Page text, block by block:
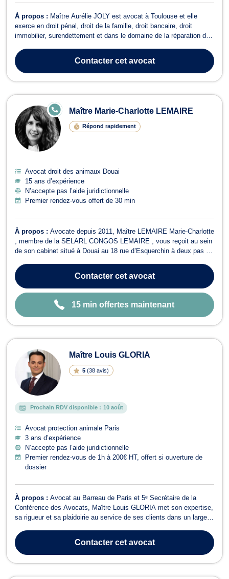
À propos : Maître Aurélie JOLY est avocat à Toulouse et elle
exerce en droit pénal, droit de la famille, droit bancaire, droit
immobilier, surendettement et dans le domaine de la réparation du
toutes infractions, contraventionnelles, délictuelles ou criminelles
dans le cadr...
Contactercet avocat
Maître Marie-Charlotte LEMAIRE
Répond rapidement
E
N
LI
G
N
E
Avocat droit des animaux Douai
15 ans d’expérience
N’accepte pas l’aide juridictionnelle
Premier rendez-vous offert de 30 min
À propos : Avocate depuis 2011, Maître LEMAIRE Marie-Charlotte
, membre de la SELARL CONGOS LEMAIRE , vous reçoit au sein
de son cabinet situé à Douai au 18 rue d’Esquerchin à deux pas du
droit civil aussi bien en droit des personnes,droit du patrimoine de
la famille qu'e...
Contactercet avocat
15 min offertes maintenant
Maître Louis GLORIA
5 (38 avis)
Prochain RDV disponible : 10 août
Avocat protection animale Paris
3 ans d’expérience
N’accepte pas l’aide juridictionnelle
Premier rendez-vous de 1h à 200€ HT, offert si ouverture de
dossier
À propos : Avocat au Barreau de Paris et 5ᵉ Secrétaire de la
Conférence des Avocats, Maître Louis GLORIA met son expertise,
sa rigueur et sa plaidoirie au service de ses clients dans un large
pénal et en droit immobilier. Droit immobilier et construction Réactif
et rigour...
Contactercet avocat